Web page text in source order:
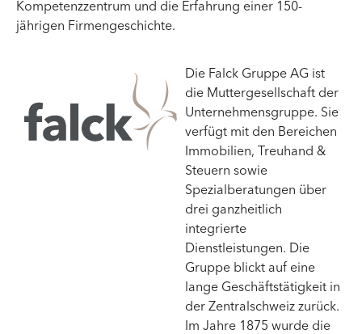
Kompetenzzentrum und die Erfahrung einer 150-
jährigen Firmengeschichte.
Die Falck Gruppe AG ist
die Muttergesellschaft der
Unternehmensgruppe. Sie
verfügt mit den Bereichen
Immobilien, Treuhand &
Steuern sowie
Spezialberatungen über
drei ganzheitlich
integrierte
Dienstleistungen. Die
Gruppe blickt auf eine
lange Geschäftstätigkeit in
der Zentralschweiz zurück.
Im Jahre 1875 wurde die